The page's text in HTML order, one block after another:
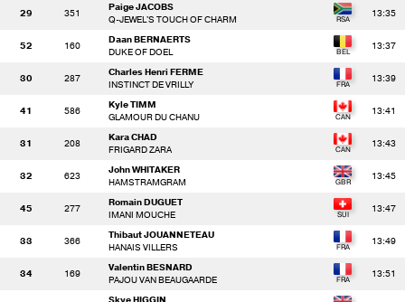
29 351
Paige JACOBS
Q-JEWEL'S TOUCH OF CHARM
13:35
52 160
Daan BERNAERTS
DUKE OF DOEL
13:37
30 287
Charles Henri FERME
INSTINCT DE VRILLY
13:39
41 586
Kyle TIMM
GLAMOUR DU CHANU
13:41
31 208
Kara CHAD
FRIGARD ZARA
13:43
32 623
John WHITAKER
HAMSTRAMGRAM
13:45
45 277
Romain DUGUET
IMANI MOUCHE
13:47
33 366
Thibaut JOUANNETEAU
HANAIS VILLERS
13:49
34 169
Valentin BESNARD
PAJOU VAN BEAUGAARDE
13:51